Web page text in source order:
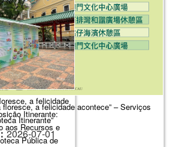
floresce, a felicidade acontece” – Serviços
Itinerante”
2026-07-01
a felicidade
Itinerante:
aos Recursos e
Pública de